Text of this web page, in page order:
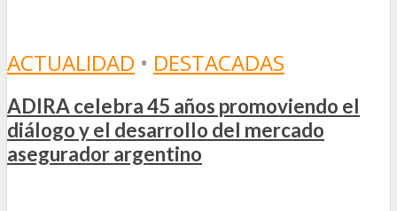
ACTUALIDAD • DESTACADAS
ADIRA celebra 45 años promoviendo el
diálogo y el desarrollo del mercado
asegurador argentino